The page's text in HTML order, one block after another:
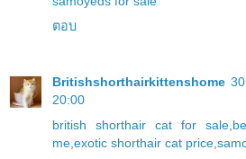
ตอบ
Britishshorthairkittenshome
20:00
british shorthair cat for sale,
me exotic shorthair cat price